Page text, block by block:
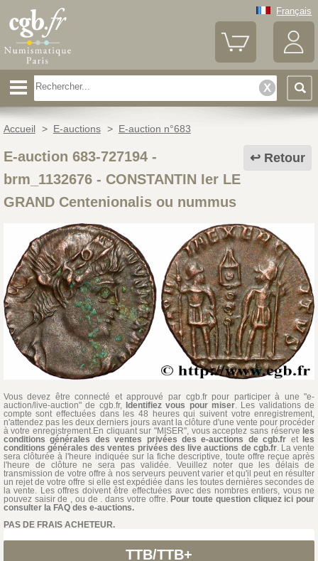
Français
Accueil > E-auctions > E-auction n°683
Retour
E-auction 683-727194 -
brm_1132676- CONSTANTIN Ier LE
GRAND Centenionalis ou nummus
Vous devez être connecté et approuvé par cgb.fr pour participer à une "e-
auction/live-auction" de cgb.fr, Identifiez vous pour miser. Les validations de
compte sont effectuées dans les 48 heures qui suivent votre enregistrement,
n'attendez pas les deux derniers jours avant la clôture d'une vente pour procéder
à votre enregistrement.En cliquant sur "MISER", vous acceptez sans réserve les
conditions générales des ventes privées des e-auctions de cgb.fr et les
conditions générales des ventes privées des live auctions de cgb.fr. La vente
sera clôturée à l'heure indiquée sur la fiche descriptive, toute offre reçue après
l'heure de clôture ne sera pas validée. Veuillez noter que les délais de
transmission de votre offre à nos serveurs peuvent varier et qu'il peut en résulter
un rejet de votre offre si elle est expédiée dans les toutes dernières secondes de
la vente. Les offres doivent être effectuées avec des nombres entiers, vous ne
pouvez saisir de , ou de . dans votre offre. Pour toute question cliquez ici pour
consulter la FAQ des e-auctions.
PAS DE FRAIS ACHETEUR.
TTB/TTB+